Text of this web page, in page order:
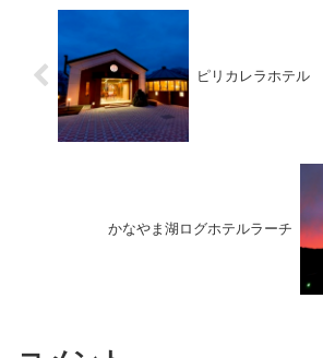
ピリカレラホテル
かなやま湖ログホテルラーチ